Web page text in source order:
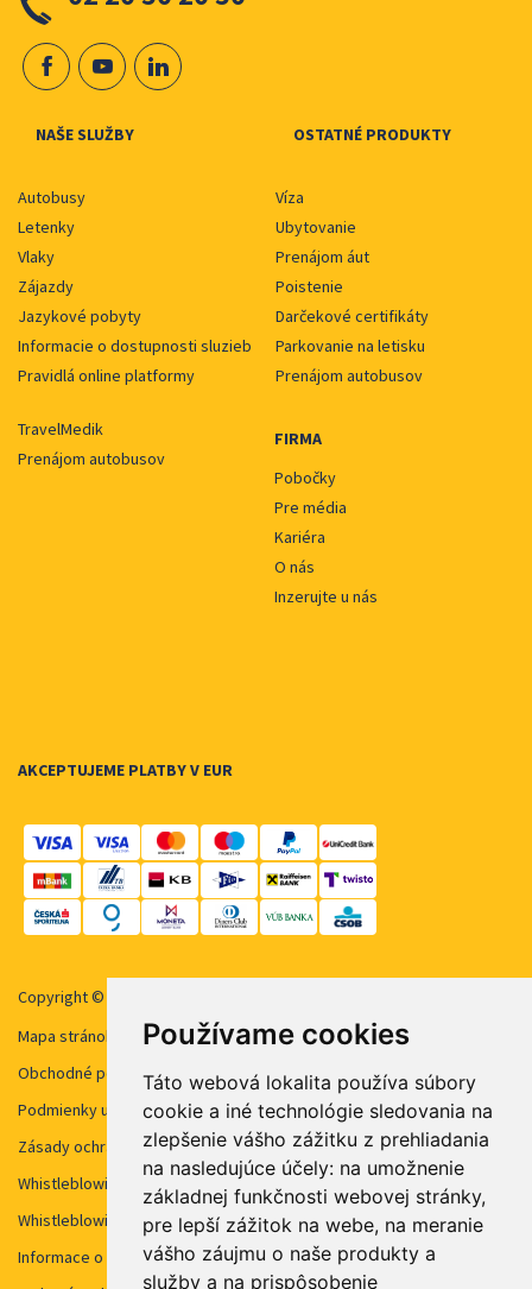
Používame cookies
Táto webová lokalita používa súbory
cookie a iné technológie sledovania na
zlepšenie vášho zážitku z prehliadania
na nasledujúce účely: na umožnenie
základnej funkčnosti webovej stránky,
pre lepší zážitok na webe, na meranie
vášho záujmu o naše produkty a
služby a na prispôsobenie
NAŠE SLUŽBY OSTATNÉ PRODUKTY
Autobusy
Letenky
Vlaky
Zájazdy
Jazykové pobyty
Informacie o dostupnosti sluzieb
Pravidlá online platformy
Víza
Ubytovanie
Prenájom áut
Poistenie
Darčekové certifikáty
Parkovanie na letisku
Prenájom autobusov
TravelMedik
Prenájom autobusov
FIRMA
Pobočky
Pre média
Kariéra
O nás
Inzerujte u nás
AKCEPTUJEME PLATBY V EUR
Copyright © 2026 STUDENT AGENCY, s.r.o. Všechna práva vyhrazena.
Mapa stránok
Obchodné podmienky
Podmienky užívanie cookies
Zásady ochrany osobných údajov
Whistleblowing STUDENT AGENCY
Whistleblowing STUDENT AGENCY TRAVEL
Informace o kamerovém systému